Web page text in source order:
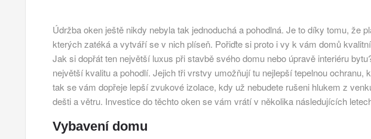
Údržba oken ještě nikdy nebyla tak jednoduchá a pohodlná. Je to díky tomu, že
kterých zatéká a vytváří se v nich plíseň. Pořiďte si proto i vy k vám domů
Jak si dopřát ten největší luxus při stavbě svého domu nebo úpravě interiéru
největší kvalitu a pohodlí. Jejich tři vrstvy umožňují tu nejlepší tepelnou ochranu,
tak se vám dopřeje lepší zvukové izolace, kdy už nebudete rušeni hlukem z
dešti a větru. Investice do těchto oken se vám vrátí v několika následujících
Vybavení domu